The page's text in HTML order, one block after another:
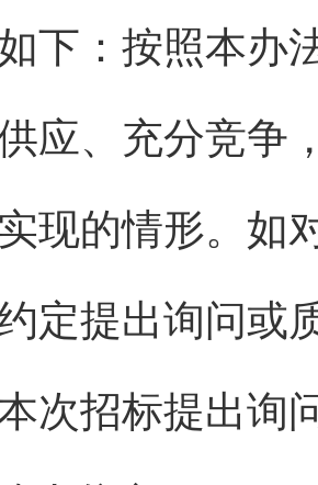
下：按照本办
应、充分竞争
现的情形。如
定提出询问或
次招标提出询